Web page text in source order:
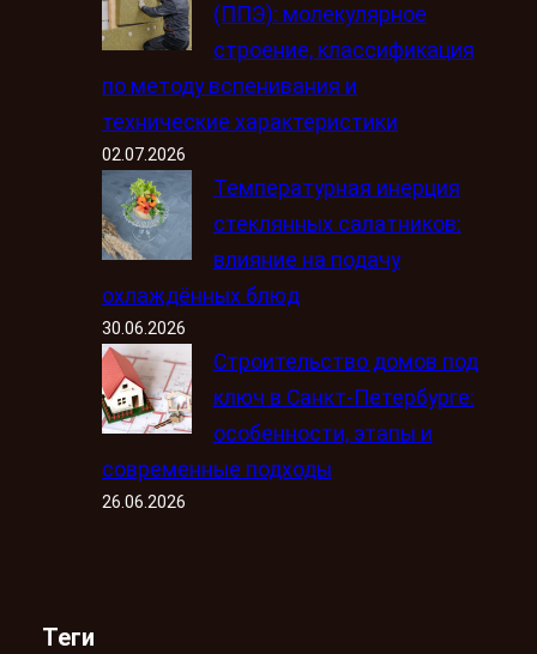
(ППЭ): молекулярное
строение, классификация
по методу вспенивания и
технические характеристики
02.07.2026
Температурная инерция
стеклянных салатников:
влияние на подачу
охлаждённых блюд
30.06.2026
Строительство домов под
ключ в Санкт-Петербурге:
особенности, этапы и
современные подходы
26.06.2026
Теги